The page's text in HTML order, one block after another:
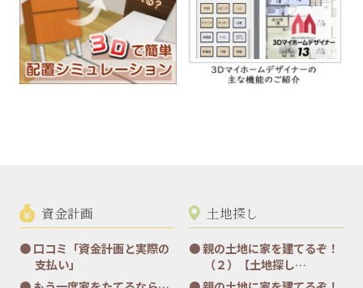
資金計画
口コミ「資金計画と実際の
支払い」
土地探し
親の土地に家を建てるぞ！
（２）【土地探し…